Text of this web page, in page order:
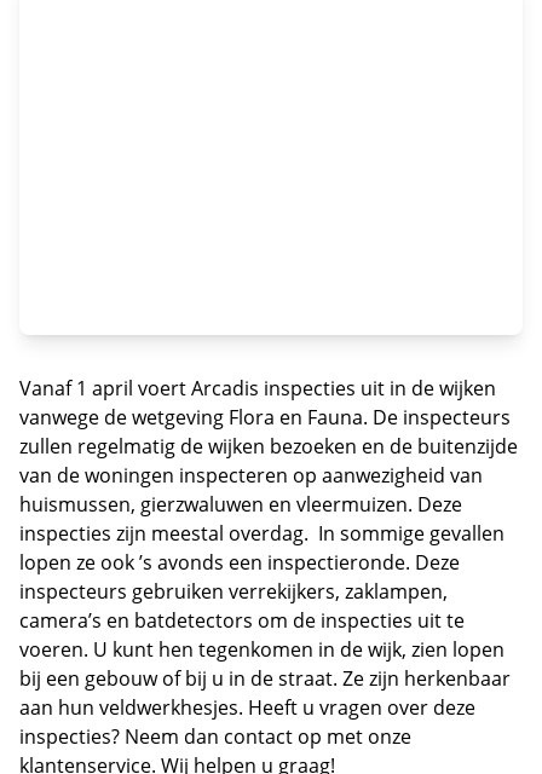
Vanaf 1 april voert Arcadis inspecties uit in de wijken
vanwege de wetgeving Flora en Fauna. De inspecteurs
zullen regelmatig de wijken bezoeken en de buitenzijde
van de woningen inspecteren op aanwezigheid van
huismussen, gierzwaluwen en vleermuizen. Deze
inspecties zijn meestal overdag. In sommige gevallen
lopen ze ook ’s avonds een inspectieronde. Deze
inspecteurs gebruiken verrekijkers, zaklampen,
camera’s en batdetectors om de inspecties uit te
voeren. U kunt hen tegenkomen in de wijk, zien lopen
bij een gebouw of bij u in de straat. Ze zijn herkenbaar
aan hun veldwerkhesjes. Heeft u vragen over deze
inspecties? Neem dan contact op met onze
klantenservice. Wij helpen u graag!